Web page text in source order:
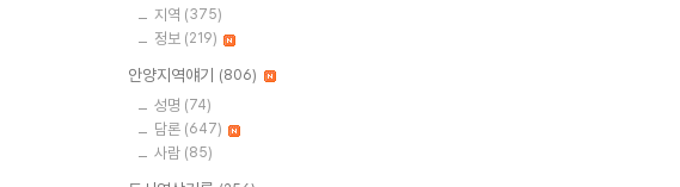
지역 (375)
정보 (219)
안양지역얘기 (806)
성명 (74)
담론 (647)
사람 (85)